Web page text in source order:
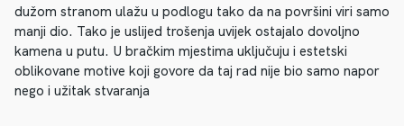
dužom stranom ulažu u podlogu tako da na površini viri samo
manji dio. Tako je uslijed trošenja uvijek ostajalo dovoljno
kamena u putu. U bračkim mjestima uključuju i estetski
oblikovane motive koji govore da taj rad nije bio samo napor
nego i užitak stvaranja